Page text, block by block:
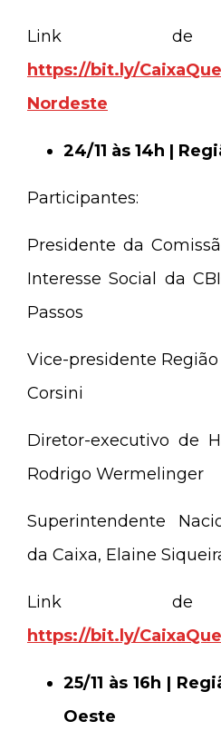
Link de
https://bit.ly/
Nordeste
24/11 às 14h |
Participantes:
Presidente da
Interesse Social da
Passos
Vice-presidente
Corsini
Diretor-executivo de
Rodrigo Wermelinger
Superintendente
da Caixa, Elaine
Link de
https://bit.ly/
25/11 às 16h |
Oeste